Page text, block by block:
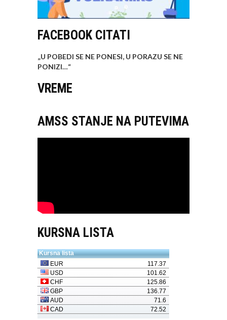
FACEBOOK CITATI
„U POBEDI SE NE PONESI, U PORAZU SE NE
PONIZI…“
VREME
AMSS STANJE NA PUTEVIMA
KURSNA LISTA